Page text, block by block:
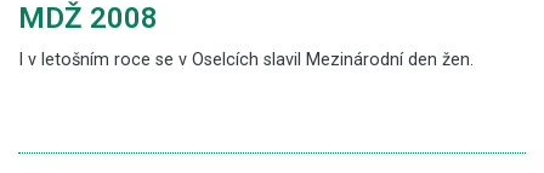
MDŽ 2008
I v letošním roce se v Oselcích slavil Mezinárodní den žen.